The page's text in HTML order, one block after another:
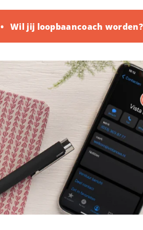
Wil jij loopbaancoach worden?